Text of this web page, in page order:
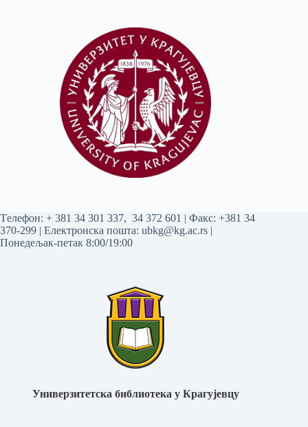
Tелефон: + 381 34 301 337, 34 372 601 | Факс: +381 34
370-299 | Електронска пошта: ubkg@kg.ac.rs |
Понедељак-петак 8:00/19:00
Универзитетска библиотека у Крагујевцу